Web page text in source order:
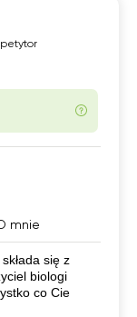
mnie
się z
biologi
co Cie